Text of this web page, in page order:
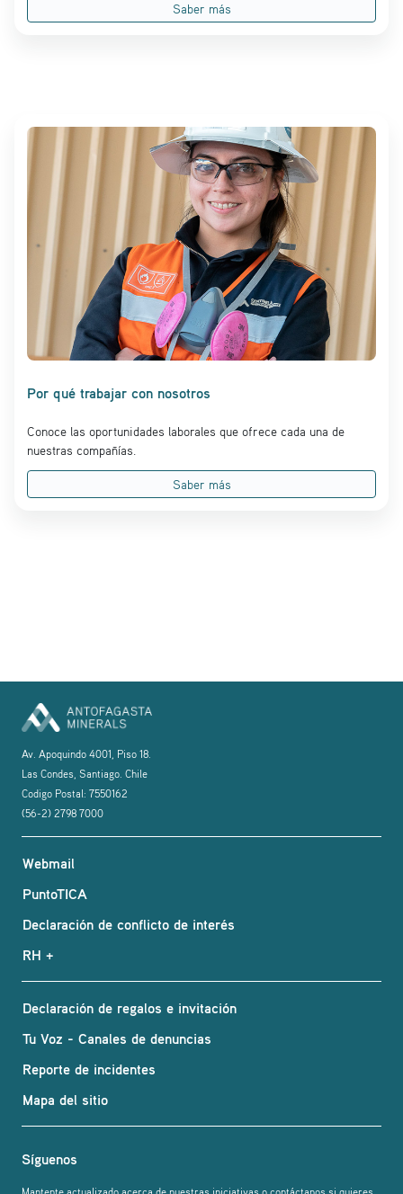
Saber más
Por qué trabajar con nosotros
Conoce las oportunidades laborales que ofrece cada una de
nuestras compañías.
Saber más
Av. Apoquindo 4001, Piso 18.
Las Condes, Santiago. Chile
Codigo Postal: 7550162
(56-2) 2798 7000
Webmail
PuntoTICA
Declaración de conflicto de interés
RH +
Declaración de regalos e invitación
Tu Voz - Canales de denuncias
Reporte de incidentes
Mapa del sitio
Síguenos